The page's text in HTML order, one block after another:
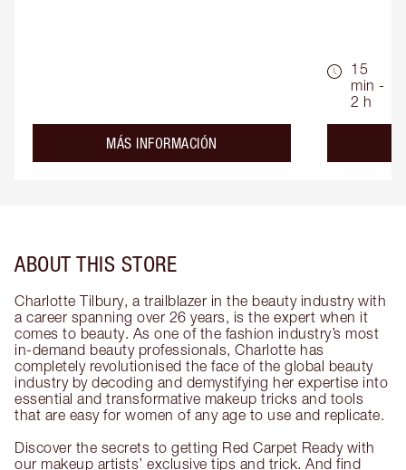
MÁS INFORMACIÓN
15
min -
2 h
ABOUT THIS STORE
Charlotte Tilbury, a trailblazer in the beauty industry with
a career spanning over 26 years, is the expert when it
comes to beauty. As one of the fashion industry’s most
in-demand beauty professionals, Charlotte has
completely revolutionised the face of the global beauty
industry by decoding and demystifying her expertise into
essential and transformative makeup tricks and tools
that are easy for women of any age to use and replicate.
Discover the secrets to getting Red Carpet Ready with
our makeup artists’ exclusive tips and trick. And find